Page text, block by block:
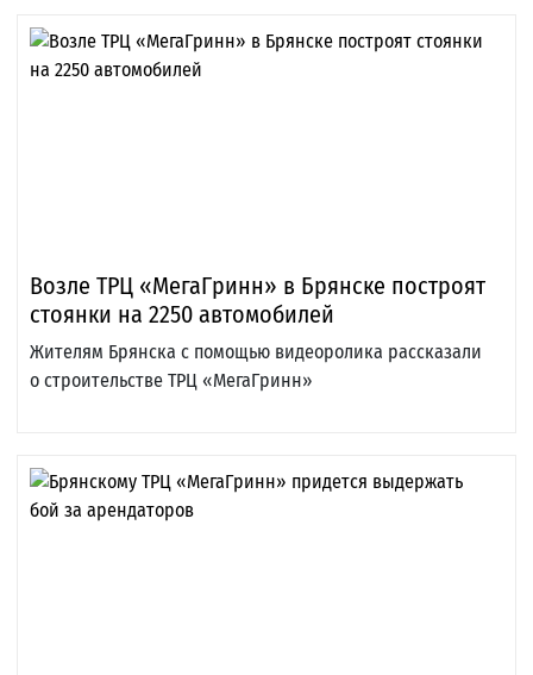
Возле ТРЦ «МегаГринн» в Брянске построят
стоянки на 2250 автомобилей
Жителям Брянска с помощью видеоролика рассказали
о строительстве ТРЦ «МегаГринн»